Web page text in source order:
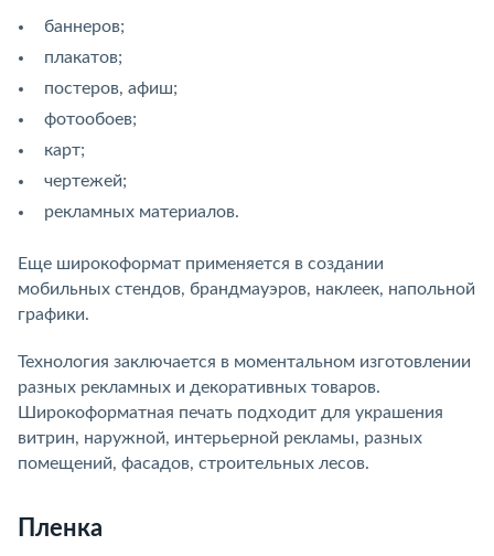
баннеров;
плакатов;
постеров, афиш;
фотообоев;
карт;
чертежей;
рекламных материалов.
Еще широкоформат применяется в создании
мобильных стендов, брандмауэров, наклеек, напольной
графики.
Технология заключается в моментальном изготовлении
разных рекламных и декоративных товаров.
Широкоформатная печать подходит для украшения
витрин, наружной, интерьерной рекламы, разных
помещений, фасадов, строительных лесов.
Пленка